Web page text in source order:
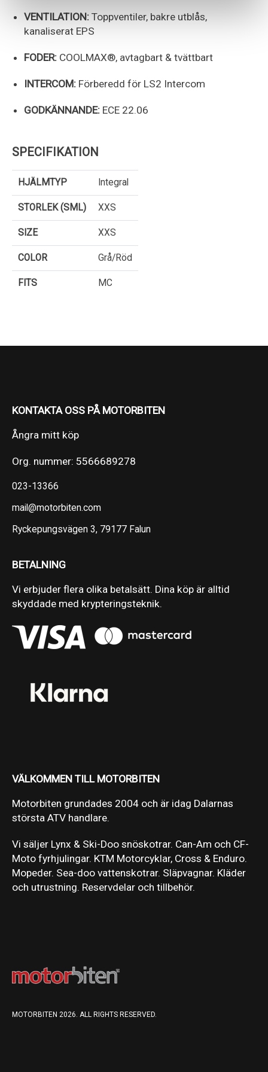
VENTILATION: Toppventiler, bakre utblås,
kanaliserat EPS
FODER: COOLMAX®, avtagbart & tvättbart
INTERCOM: Förberedd för LS2 Intercom
GODKÄNNANDE: ECE 22.06
SPECIFIKATION
HJÄLMTYP Integral
STORLEK (SML) XXS
SIZE XXS
COLOR Grå/Röd
FITS MC
KONTAKTA OSS PÅ MOTORBITEN
Ångra mitt köp
Org. nummer: 5566689278
023-13366
mail@motorbiten.com
Ryckepungsvägen 3, 79177 Falun
BETALNING
Vi erbjuder flera olika betalsätt. Dina köp är alltid
skyddade med krypteringsteknik.
VÄLKOMMEN TILL MOTORBITEN
Motorbiten grundades 2004 och är idag Dalarnas
största ATV handlare.
Vi säljer Lynx & Ski-Doo snöskotrar. Can-Am och CF-
Moto fyrhjulingar. KTM Motorcyklar, Cross & Enduro.
Mopeder. Sea-doo vattenskotrar. Släpvagnar. Kläder
och utrustning. Reservdelar och tillbehör.
MOTORBITEN 2026. ALL RIGHTS RESERVED.